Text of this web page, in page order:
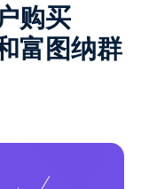
购买
富图纳群